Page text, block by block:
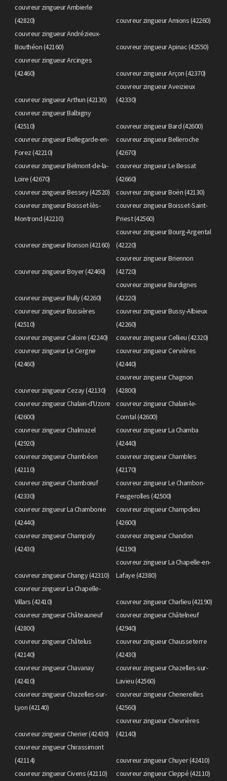
couvreur zingueur Ambierle
(42820)
couvreur zingueur Amions (42260)
couvreur zingueur Andrézieux-
Bouthéon (42160)
couvreur zingueur Apinac (42550)
couvreur zingueur Arcinges
(42460)
couvreur zingueur Arçon (42370)
couvreur zingueur Arthun (42130)
couvreur zingueur Aveizieux
(42330)
couvreur zingueur Balbigny
(42510)
couvreur zingueur Bard (42600)
couvreur zingueur Bellegarde-en-
Forez (42210)
couvreur zingueur Belleroche
(42670)
couvreur zingueur Belmont-de-la-
Loire (42670)
couvreur zingueur Le Bessat
(42660)
couvreur zingueur Bessey (42520)
couvreur zingueur Boën (42130)
couvreur zingueur Boisset-lès-
Montrond (42210)
couvreur zingueur Boisset-Saint-
Priest (42560)
couvreur zingueur Bonson (42160)
couvreur zingueur Bourg-Argental
(42220)
couvreur zingueur Boyer (42460)
couvreur zingueur Briennon
(42720)
couvreur zingueur Bully (42260)
couvreur zingueur Burdignes
(42220)
couvreur zingueur Bussières
(42510)
couvreur zingueur Bussy-Albieux
(42260)
couvreur zingueur Caloire (42240)
couvreur zingueur Cellieu (42320)
couvreur zingueur Le Cergne
(42460)
couvreur zingueur Cervières
(42440)
couvreur zingueur Cezay (42130)
couvreur zingueur Chagnon
(42800)
couvreur zingueur Chalain-d'Uzore
(42600)
couvreur zingueur Chalain-le-
Comtal (42600)
couvreur zingueur Chalmazel
(42920)
couvreur zingueur La Chamba
(42440)
couvreur zingueur Chambéon
(42110)
couvreur zingueur Chambles
(42170)
couvreur zingueur Chambœuf
(42330)
couvreur zingueur Le Chambon-
Feugerolles (42500)
couvreur zingueur La Chambonie
(42440)
couvreur zingueur Champdieu
(42600)
couvreur zingueur Champoly
(42430)
couvreur zingueur Chandon
(42190)
couvreur zingueur Changy (42310)
couvreur zingueur La Chapelle-en-
Lafaye (42380)
couvreur zingueur La Chapelle-
Villars (42410)
couvreur zingueur Charlieu (42190)
couvreur zingueur Châteauneuf
(42800)
couvreur zingueur Châtelneuf
(42940)
couvreur zingueur Châtelus
(42140)
couvreur zingueur Chausseterre
(42430)
couvreur zingueur Chavanay
(42410)
couvreur zingueur Chazelles-sur-
Lavieu (42560)
couvreur zingueur Chazelles-sur-
Lyon (42140)
couvreur zingueur Chenereilles
(42560)
couvreur zingueur Cherier (42430)
couvreur zingueur Chevrières
(42140)
couvreur zingueur Chirassimont
(42114)
couvreur zingueur Chuyer (42410)
couvreur zingueur Civens (42110)
couvreur zingueur Cleppé (42110)